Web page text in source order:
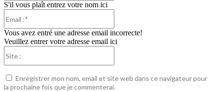
S'il vous plaît entrez votre nom ici
Vous avez entré une adresse email incorrecte!
Veuillez entrer votre adresse email ici
Enregistrer mon nom, email et site web dans ce navigateur pour
la prochaine fois que je commenterai.